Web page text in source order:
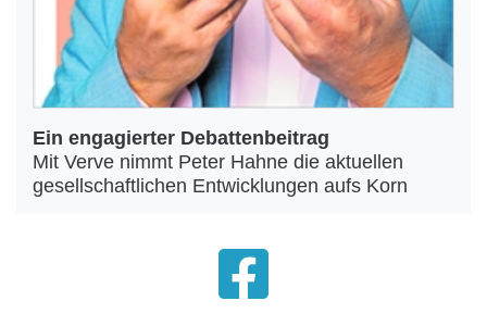
Ein engagierter Debattenbeitrag
Mit Verve nimmt Peter Hahne die aktuellen
gesellschaftlichen Entwicklungen aufs Korn